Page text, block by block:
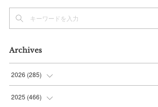
Archives
2026 (285)
(6)
2025 (466)